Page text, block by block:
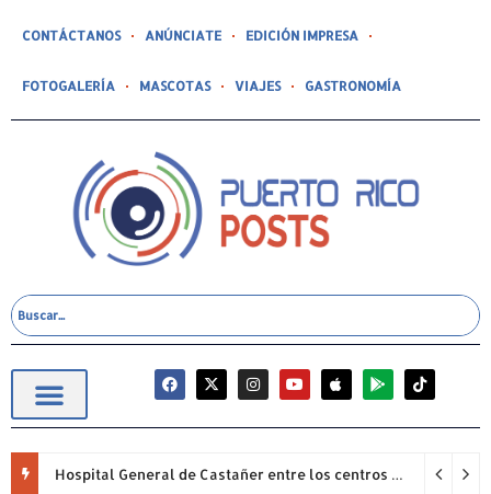
CONTÁCTANOS ANÚNCIATE EDICIÓN IMPRESA
FOTOGALERÍA MASCOTAS VIAJES GASTRONOMÍA
Hospital General de Castañer entre los centros de salud comunitarios con mejor desempeño clínico de Estados Unidos